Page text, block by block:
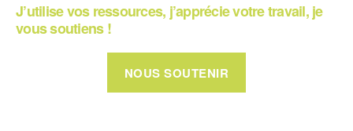
J’utilise vos ressources, j’apprécie votre travail, je
vous soutiens !
NOUS SOUTENIR